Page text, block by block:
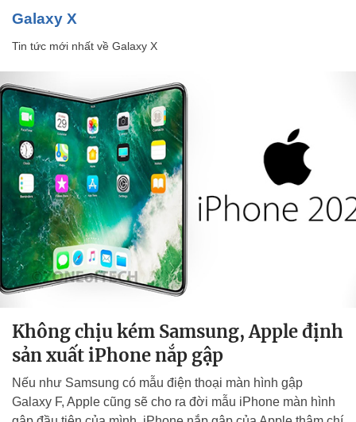
Galaxy X
Tin tức mới nhất về Galaxy X
Không chịu kém Samsung, Apple định
sản xuất iPhone nắp gập
Nếu như Samsung có mẫu điện thoại màn hình gập
Galaxy F, Apple cũng sẽ cho ra đời mẫu iPhone màn hình